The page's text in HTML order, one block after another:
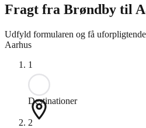
Fragt fra Brøndby til
Udfyld formularen og få
Aarhus
1
Destinationer
2